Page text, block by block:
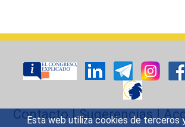
Esta web utiliza cookies de terceros
Contacto|Sugerencias|